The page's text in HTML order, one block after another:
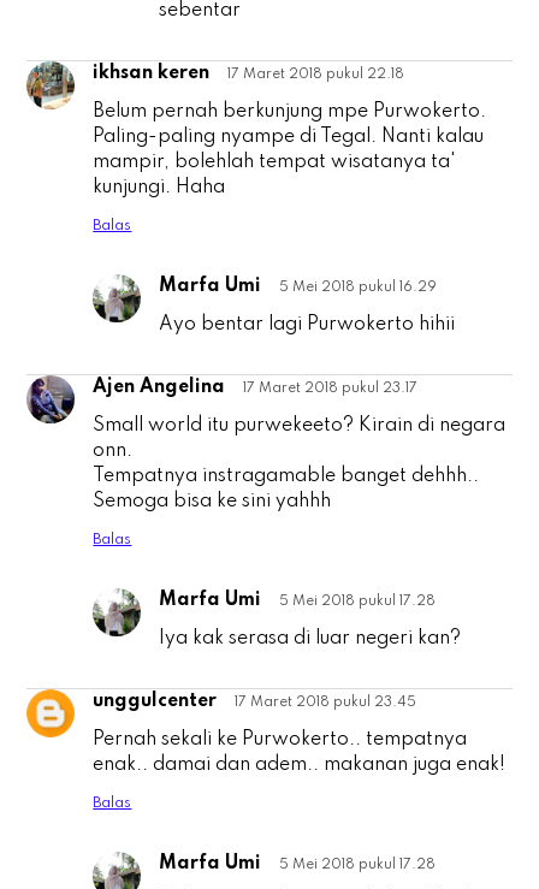
sebentar
i ikhsan keren 17 Maret 2018 pukul 22.18
Belum pernah berkunjung mpe Purwokerto.
Paling-paling nyampe di Tegal. Nanti kalau
mampir, bolehlah tempat wisatanya ta'
kunjungi. Haha
Balas
i Marfa Umi 5 Mei 2018 pukul 16.29
Ayo bentar lagi Purwokerto hihii
A Ajen Angelina 17 Maret 2018 pukul 23.17
Small world itu purwekeeto? Kirain di negara
onn.
Tempatnya instragamable banget dehhh..
Semoga bisa ke sini yahhh
Balas
A Marfa Umi 5 Mei 2018 pukul 17.28
Iya kak serasa di luar negeri kan?
u unggulcenter 17 Maret 2018 pukul 23.45
Pernah sekali ke Purwokerto.. tempatnya
enak.. damai dan adem.. makanan juga enak!
Balas
u Marfa Umi 5 Mei 2018 pukul 17.28